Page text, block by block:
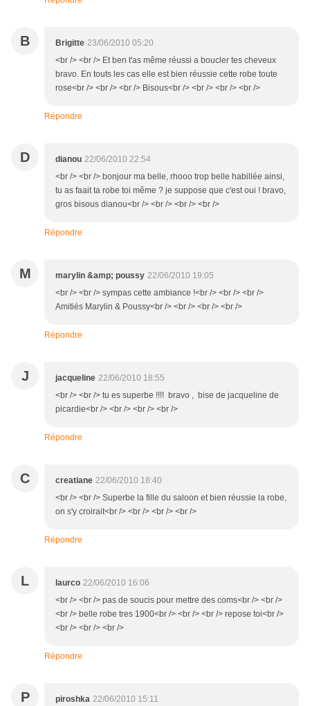
B Brigitte 23/06/2010 05:20
<br /> <br /> Et ben t'as même réussi a boucler tes cheveux
bravo. En touts les cas elle est bien réussie cette robe toute
rose<br /> <br /> <br /> Bisous<br /> <br /> <br /> <br />
Répondre
D dianou 22/06/2010 22:54
<br /> <br /> bonjour ma belle, rhooo trop belle habillée ainsi,
tu as faait ta robe toi même ? je suppose que c'est oui ! bravo,
gros bisous dianou<br /> <br /> <br /> <br />
Répondre
M marylin &amp; poussy 22/06/2010 19:05
<br /> <br /> sympas cette ambiance !<br /> <br /> <br />
Amitiés Marylin & Poussy<br /> <br /> <br /> <br />
Répondre
J jacqueline 22/06/2010 18:55
<br /> <br /> tu es superbe !!!! bravo , bise de jacqueline de
picardie<br /> <br /> <br /> <br />
Répondre
C creatiane 22/06/2010 18:40
<br /> <br /> Superbe la fille du saloon et bien réussie la robe,
on s'y croirait<br /> <br /> <br /> <br />
Répondre
L laurco 22/06/2010 16:06
<br /> <br /> pas de soucis pour mettre des coms<br /> <br />
<br /> belle robe tres 1900<br /> <br /> <br /> repose toi<br />
<br /> <br /> <br />
Répondre
P piroshka 22/06/2010 15:11